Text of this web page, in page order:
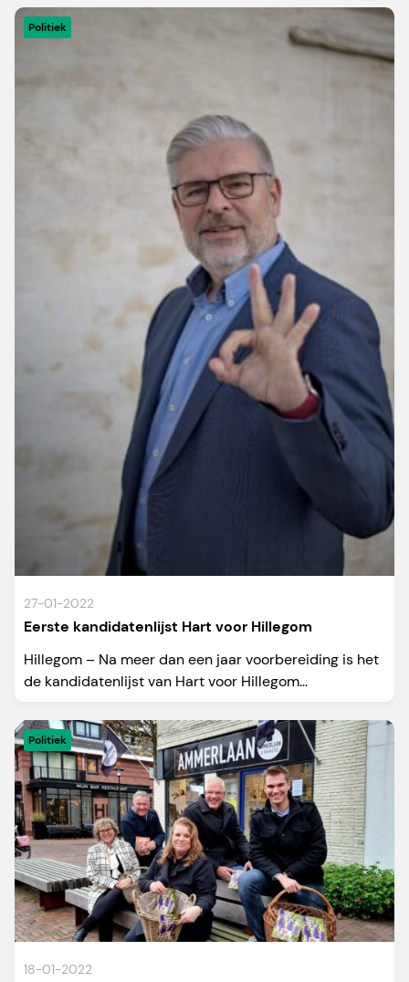
Politiek
27-01-2022
Eerste kandidatenlijst Hart voor Hillegom
Hillegom – Na meer dan een jaar voorbereiding is het
de kandidatenlijst van Hart voor Hillegom...
Politiek
18-01-2022